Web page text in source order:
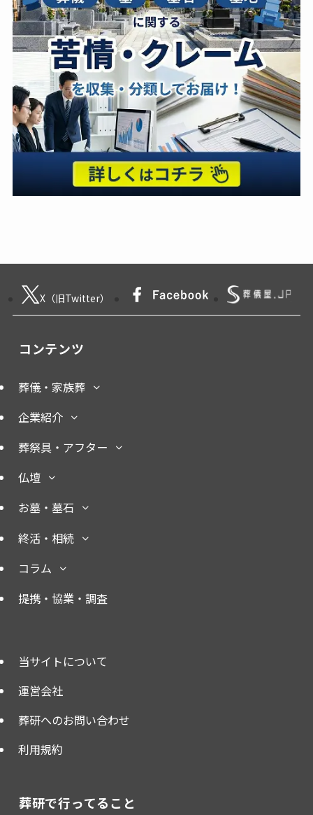
X（旧Twitter）
コンテンツ
葬儀・家族葬
企業紹介
葬祭具・アフター
仏壇
お墓・墓石
終活・相続
コラム
提携・協業・調査
当サイトについて
運営会社
葬研へのお問い合わせ
利用規約
葬研で行ってること